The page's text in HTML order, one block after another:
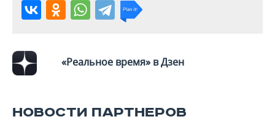
«Реальное время» в Дзен
НОВОСТИ ПАРТНЕРОВ